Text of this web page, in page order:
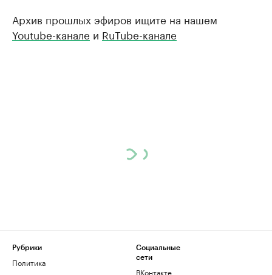
Архив прошлых эфиров ищите на нашем
Youtube-канале и RuTube-канале
Рубрики
Политика
Социальные
сети
ВКонтакте